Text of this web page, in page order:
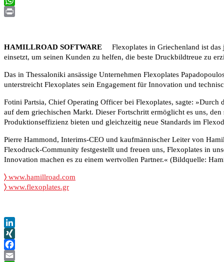
WhatsApp
HAMILLROAD SOFTWARE Flexoplates in Griechenland ist das
einsetzt, um seinen Kunden zu helfen, die beste Druckbildtreue zu
Das in Thessaloniki ansässige Unternehmen Flexoplates
unterstreicht Flexoplates sein Engagement für Innovation und
Fotini Partsia, Chief Operating Officer bei Flexoplates, sagte:
auf dem griechischen Markt. Dieser Fortschritt ermöglicht es uns,
Produktionseffizienz bieten und gleichzeitig neue Standards im
Pierre Hammond, Interims-CEO und kaufmännischer Leiter von
Flexodruck-Community festgestellt und freuen uns, Flexoplates in
Innovation machen es zu einem wertvollen Partner.« (Bildquelle:
〉 www.hamillroad.com
〉 www.flexoplates.gr
LinkedIn
XING
Facebook